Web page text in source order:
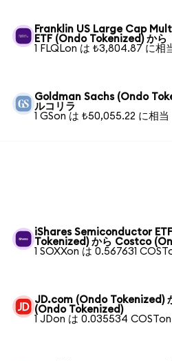
Franklin US Large Cap
ETF (Ondo Tokenized) から
1 FLQLon は ₺3,804.87 に相
Goldman Sachs (Ondo
ルコリラ
1 GSon は ₺50,055.22 に相当
iShares Semiconductor
Tokenized) から Costco
1 SOXXon は 0.567631
JD.com (Ondo Tokenized)
(Ondo Tokenized)
1 JDon は 0.035534 COSTon